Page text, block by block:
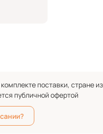
поставки, стране
публичной офертой